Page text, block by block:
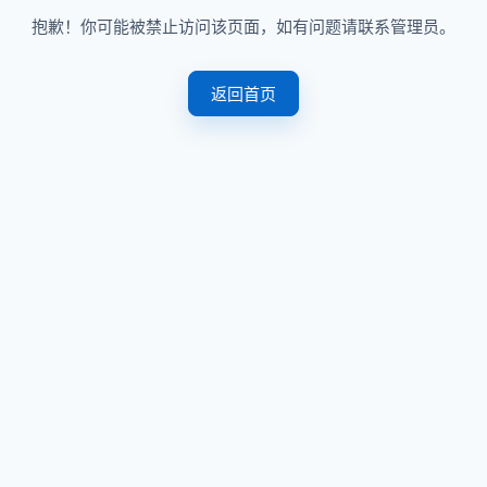
抱歉！你可能被禁止访问该页面，如有问题请联系管理员。
返回首页